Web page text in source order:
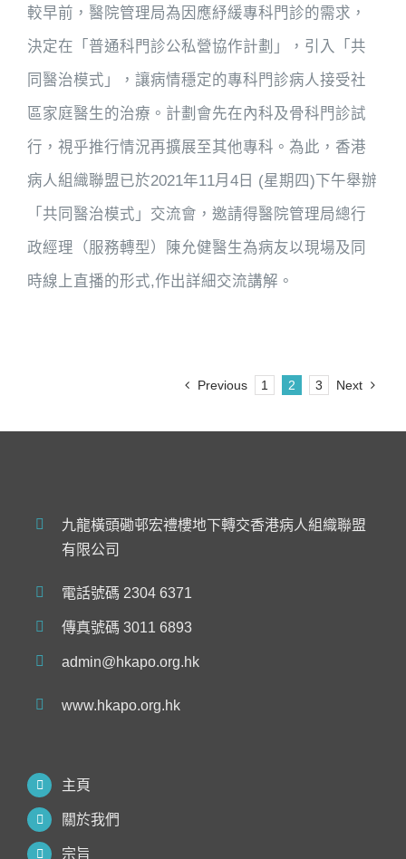
較早前，醫院管理局為因應紓緩專科門診的需求，
決定在「普通科門診公私營協作計劃」，引入「共
同醫治模式」，讓病情穩定的專科門診病人接受社
區家庭醫生的治療。計劃會先在內科及骨科門診試
行，視乎推行情況再擴展至其他專科。為此，香港
病人組織聯盟已於2021年11月4日 (星期四)下午舉辦
「共同醫治模式」交流會，邀請得醫院管理局總行
政經理（服務轉型）陳允健醫生為病友以現場及同
時線上直播的形式,作出詳細交流講解。
Previous 1 2 3 Next
九龍橫頭磡邨宏禮樓地下轉交香港病人組織聯盟
有限公司
電話號碼 2304 6371
傳真號碼 3011 6893
admin@hkapo.org.hk
www.hkapo.org.hk
主頁
關於我們
宗旨